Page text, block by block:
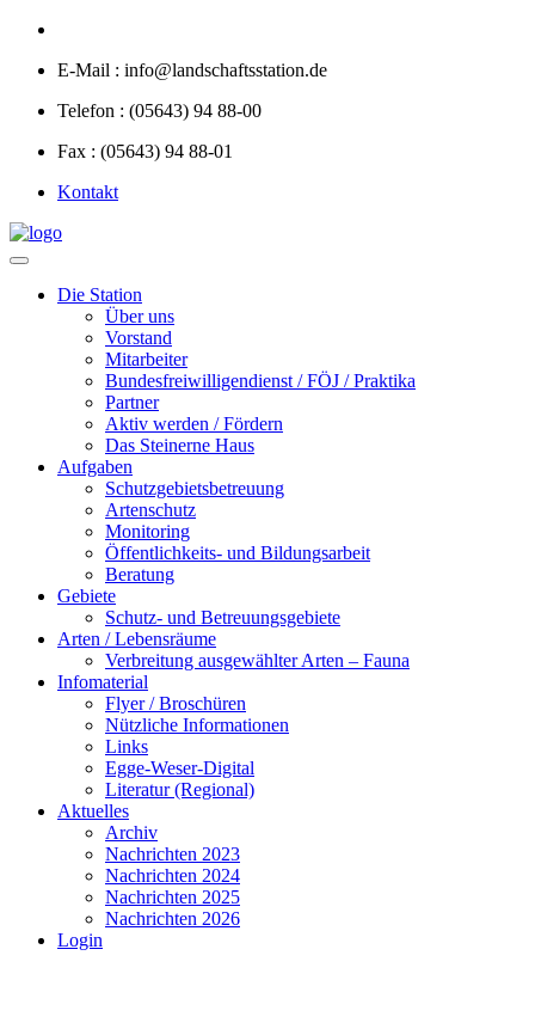
E-Mail : info@landschaftsstation.de
Telefon : (05643) 94 88-00
Fax : (05643) 94 88-01
Kontakt
Die Station
Über uns
Vorstand
Mitarbeiter
Bundesfreiwilligendienst / FÖJ / Praktika
Partner
Aktiv werden / Fördern
Das Steinerne Haus
Aufgaben
Schutzgebietsbetreuung
Artenschutz
Monitoring
Öffentlichkeits- und Bildungsarbeit
Beratung
Gebiete
Schutz- und Betreuungsgebiete
Arten / Lebensräume
Verbreitung ausgewählter Arten – Fauna
Infomaterial
Flyer / Broschüren
Nützliche Informationen
Links
Egge-Weser-Digital
Literatur (Regional)
Aktuelles
Archiv
Nachrichten 2023
Nachrichten 2024
Nachrichten 2025
Nachrichten 2026
Login